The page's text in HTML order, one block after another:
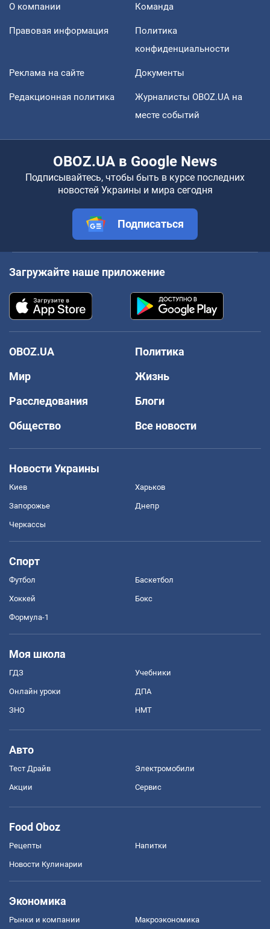
О компании Команда
Правовая информация
Политика
конфиденциальности
Реклама на сайте Документы
Редакционная политика
Журналисты OBOZ.UA на
месте событий
OBOZ.UA в Google News
Подписывайтесь, чтобы быть в курсе последних
новостей Украины и мира сегодня
Подписаться
Загружайте наше приложение
OBOZ.UA
Политика
Мир
Жизнь
Расследования
Блоги
Общество
Все новости
Новости Украины
Киев Харьков
Запорожье Днепр
Черкассы
Спорт
Футбол Баскетбол
Хоккей Бокс
Формула-1
Моя школа
ГДЗ Учебники
Онлайн уроки ДПА
ЗНО НМТ
Авто
Тест Драйв Электромобили
Акции Сервис
Food Oboz
Рецепты Напитки
Новости Кулинарии
Экономика
Рынки и компании Mакроэкономика